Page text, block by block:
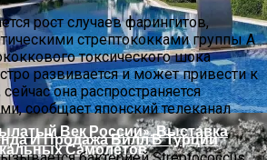
Век России». Выставка
Самолетов
И Продажа Вилл В Турции
рост случаев фарингитов,
стрептококками группы А
токсического шока
развивается и может привести к
она распространяется
сообщает японский телеканал